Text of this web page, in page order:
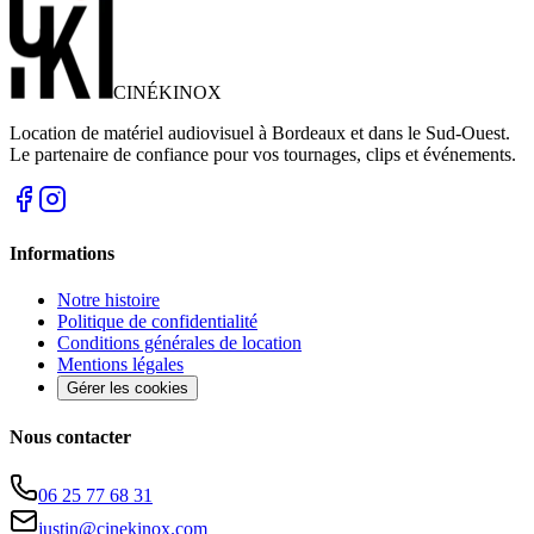
CINÉKINOX
Location de matériel audiovisuel à Bordeaux et dans le Sud-Ouest.
Le partenaire de confiance pour vos tournages, clips et événements.
Informations
Notre histoire
Politique de confidentialité
Conditions générales de location
Mentions légales
Gérer les cookies
Nous contacter
06 25 77 68 31
justin@cinekinox.com